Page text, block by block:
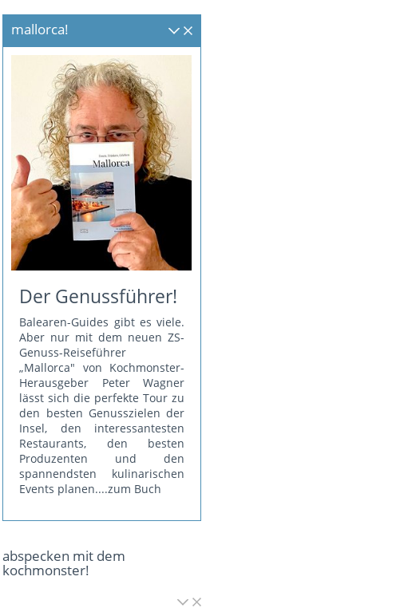
mallorca!
Der Genussführer!
Balearen-Guides gibt es viele.
Aber nur mit dem neuen ZS-
Genuss-Reiseführer
„Mallorca" von Kochmonster-
Herausgeber Peter Wagner
lässt sich die perfekte Tour zu
den besten Genusszielen der
Insel, den interessantesten
Restaurants, den besten
Produzenten und den
spannendsten kulinarischen
Events planen....zum Buch
abspecken mit dem
kochmonster!